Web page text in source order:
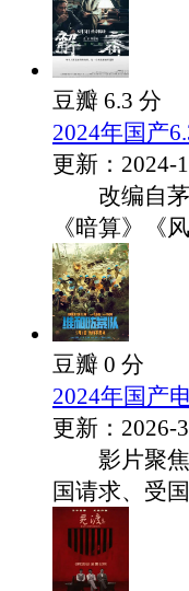
豆瓣 6.3 分
2024年国产
更新：2024-
改编自茅
《暗算》《
豆瓣 0 分
2024年国产
更新：2026-
影片聚焦
国请求、受